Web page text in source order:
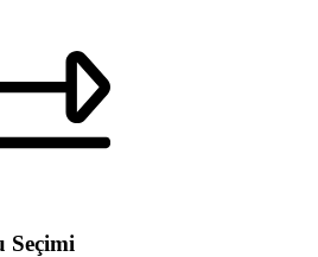
Seçimi